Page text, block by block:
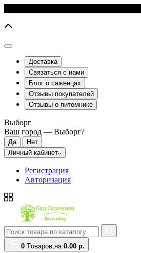
Доставка
Связаться с нами
Блог о саженцах
Отзывы покупателей
Отзывы о питомнике
Выборг
Ваш город — Выборг?
Личный кабинет
Регистрация
Авторизация
0 Tоваров,на 0.00 р.